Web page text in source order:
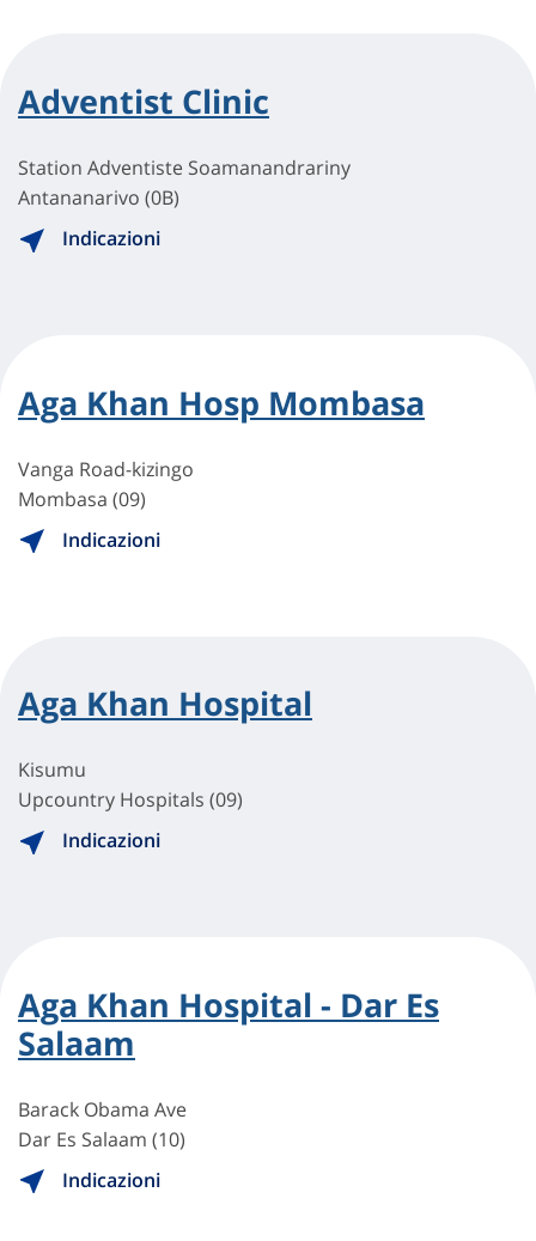
Adventist Clinic
Station Adventiste Soamanandrariny
Antananarivo (0B)
Indicazioni
Aga Khan Hosp Mombasa
Vanga Road-kizingo
Mombasa (09)
Indicazioni
Aga Khan Hospital
Kisumu
Upcountry Hospitals (09)
Indicazioni
Aga Khan Hospital - Dar Es
Salaam
Barack Obama Ave
Dar Es Salaam (10)
Indicazioni